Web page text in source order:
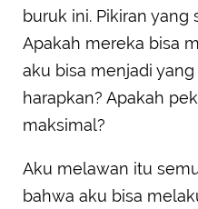
buruk ini. Pikiran
Apakah mereka bisa
aku bisa menjadi
harapkan? Apakah
maksimal?
Aku melawan itu
bahwa aku bisa